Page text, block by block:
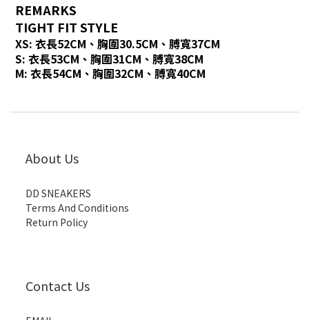
REMARKS
TIGHT FIT STYLE
XS: 衣長52CM、胸圍30.5CM、膊寬37CM
S: 衣長53CM、胸圍31CM、膊寬38CM
M: 衣長54CM、胸圍32CM、膊寬40CM
About Us
DD SNEAKERS
Terms And Conditions
Return Policy
Contact Us